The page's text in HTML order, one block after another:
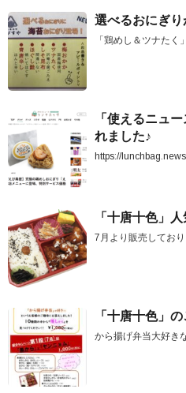
選べるおにぎ
「鶏めし＆ツナたく
「使えるニュ
れました♪
https://
「十唐十色」
7月より販売してお
「十唐十色」
から揚げ弁当大好き